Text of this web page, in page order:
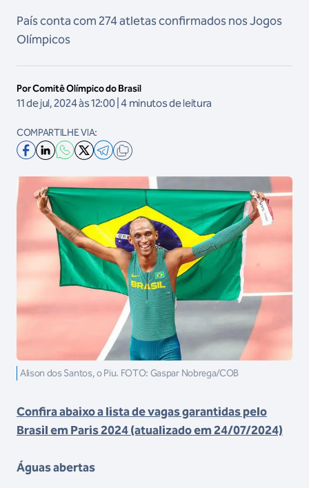
País conta com 274 atletas confirmados nos Jogos
Olímpicos
Por Comitê Olímpico do Brasil
11 de jul, 2024 às 12:00 | 4 minutos de leitura
COMPARTILHE VIA:
Alison dos Santos, o Piu. FOTO: Gaspar Nobrega/COB
Confira abaixo a lista de vagas garantidas pelo
Brasil em Paris 2024 (atualizado em 24/07/2024)
Águas abertas